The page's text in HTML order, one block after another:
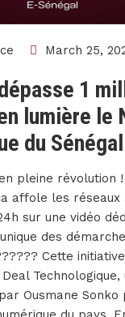
March 25,
1
lumière le
du Sénégal
pleine révolution
affole les réseaux
sur une vidéo
des
Cette
Ousmane